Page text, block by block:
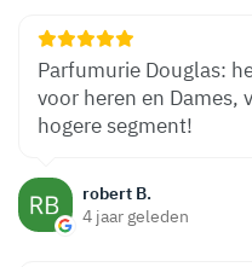
robert B.
4 jaar geleden
Parfumurie Douglas:
voor heren en Dames,
hogere segment!